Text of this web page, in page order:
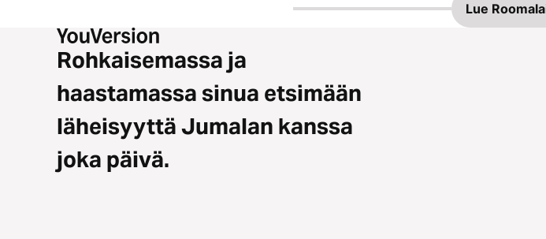
Lue
Rohkaisemassa ja
haastamassa sinua etsimään
läheisyyttä Jumalan kanssa
joka päivä.